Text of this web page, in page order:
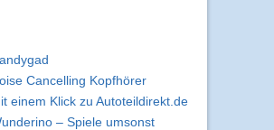
Cancelling Kopfhörer
einem Klick zu Autoteildirekt.de
– Spiele umsonst